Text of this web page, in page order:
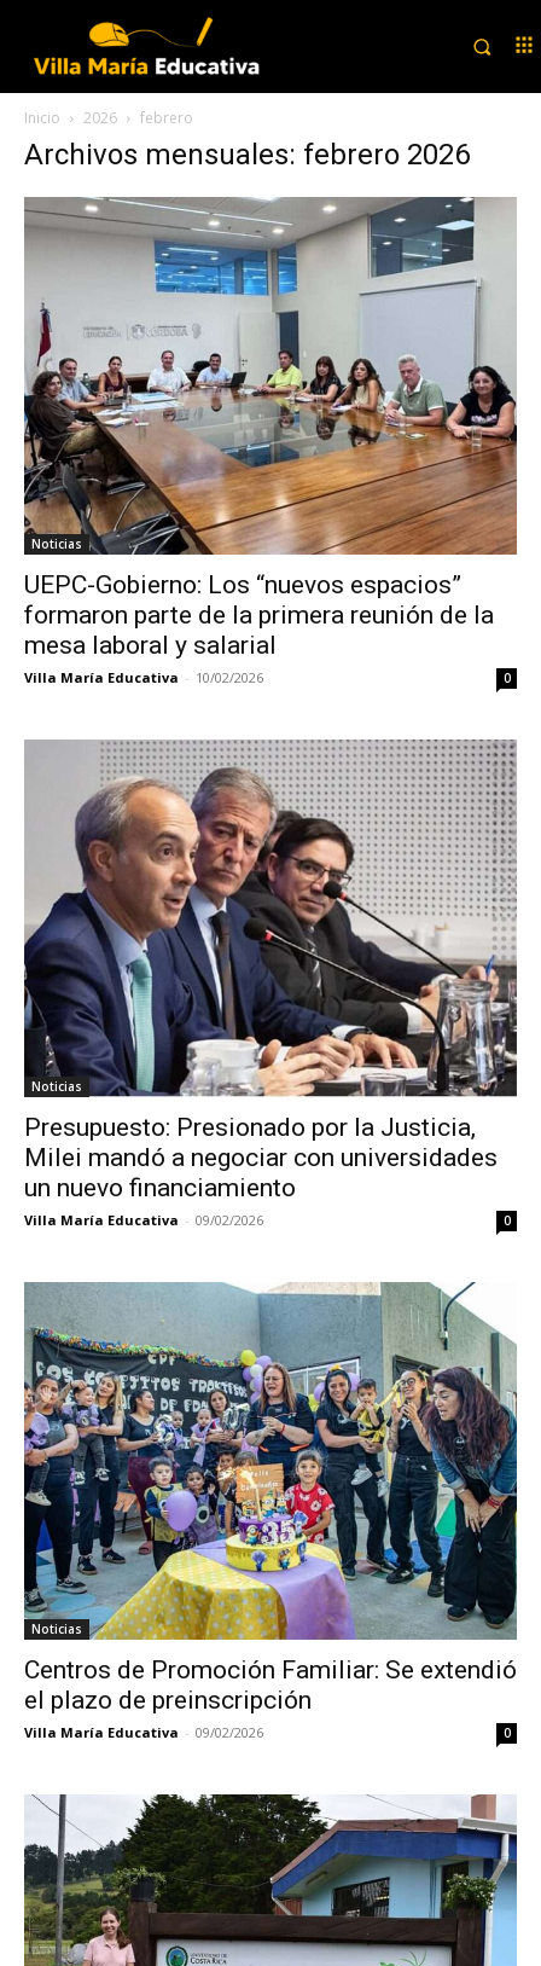
Inicio 2026 febrero
Archivos mensuales: febrero 2026
Noticias
UEPC-Gobierno: Los “nuevos espacios”
formaron parte de la primera reunión de la
mesa laboral y salarial
Villa María Educativa - 10/02/2026 0
Noticias
Presupuesto: Presionado por la Justicia,
Milei mandó a negociar con universidades
un nuevo financiamiento
Villa María Educativa - 09/02/2026 0
Noticias
Centros de Promoción Familiar: Se extendió
el plazo de preinscripción
Villa María Educativa - 09/02/2026 0